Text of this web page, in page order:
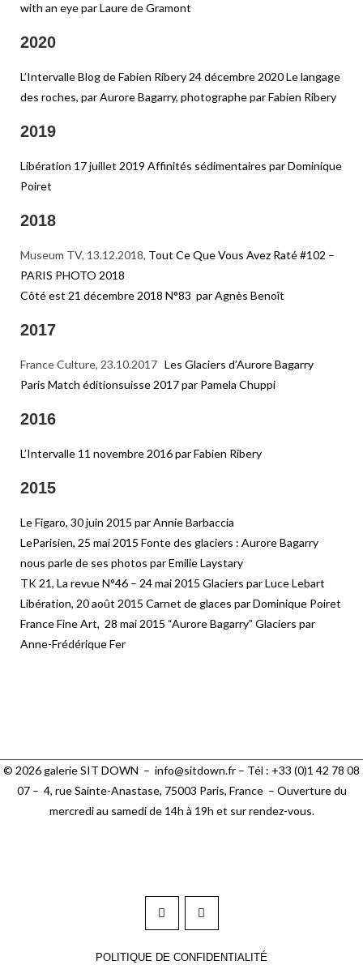
with an eye par Laure de Gramont
2020
L’IntervalleBlog de Fabien Ribery 24 décembre 2020 Le langage
des roches, par Aurore Bagarry, photographe par Fabien Ribery
2019
Libération 17 juillet 2019 Affinités sédimentaires par Dominique
Poiret
2018
Museum TV, 13.12.2018, Tout Ce Que Vous Avez Raté #102 –
PARIS PHOTO 2018
Côté est 21 décembre 2018 N°83 par Agnès Benoît
2017
France Culture, 23.10.2017 Les Glaciers d’Aurore Bagarry
Paris Match éditionsuisse 2017 par Pamela Chuppi
2016
L’Intervalle 11 novembre 2016 par Fabien Ribery
2015
Le Figaro, 30 juin 2015 par Annie Barbaccia
LeParisien, 25 mai 2015 Fonte des glaciers : Aurore Bagarry
nous parle de ses photos par Emilie Laystary
TK 21, La revue N°46 – 24 mai 2015 Glaciers par Luce Lebart
Libération, 20 août 2015 Carnet de glaces par Dominique Poiret
France Fine Art, 28 mai 2015 “Aurore Bagarry” Glaciers par
Anne-Frédérique Fer
© 2026 galerie SIT DOWN – info@sitdown.fr – Tél : +33 (0)1 42 78 08
07 – 4, rue Sainte-Anastase, 75003 Paris, France – Ouverture du
mercredi au samedi de 14h à 19h et sur rendez-vous.
POLITIQUE DE CONFIDENTIALITÉ